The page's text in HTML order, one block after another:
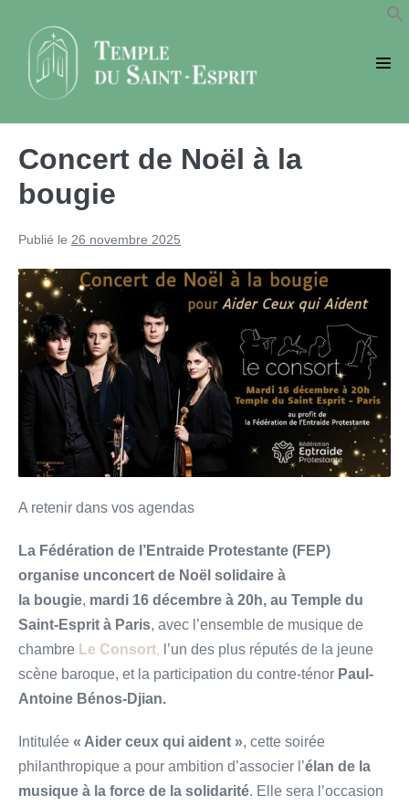
contenu
Concert de Noël à la
bougie
Publié le 26 novembre 2025
A retenir dans vos agendas
La Fédération de l’Entraide Protestante (FEP)
organise unconcert de Noël solidaire à
la bougie, mardi 16 décembre à 20h, au Temple du
Saint-Esprit à Paris, avec l’ensemble de musique de
chambre Le Consort, l’un des plus réputés de la jeune
scène baroque, et la participation du contre-ténor Paul-
Antoine Bénos-Djian.
Intitulée « Aider ceux qui aident », cette soirée
philanthropique a pour ambition d’associer l’élan de la
musique à la force de la solidarité. Elle sera l’occasion